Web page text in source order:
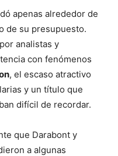
apenas alrededor de
de su presupuesto.
analistas y
con fenómenos
, el escaso atractivo
y un título que
difícil de recordar.
que Darabont y
a algunas